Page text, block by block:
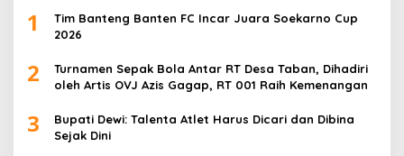
1
Tim Banteng Banten FC Incar Juara Soekarno Cup
2026
2
Turnamen Sepak Bola Antar RT Desa Taban, Dihadiri
oleh Artis OVJ Azis Gagap, RT 001 Raih Kemenangan
3
Bupati Dewi: Talenta Atlet Harus Dicari dan Dibina
Sejak Dini